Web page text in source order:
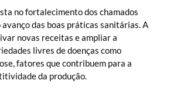
no fortalecimento dos chamados
das boas práticas sanitárias. A
novas receitas e ampliar a
livres de doenças como
fatores que contribuem para a
da produção.